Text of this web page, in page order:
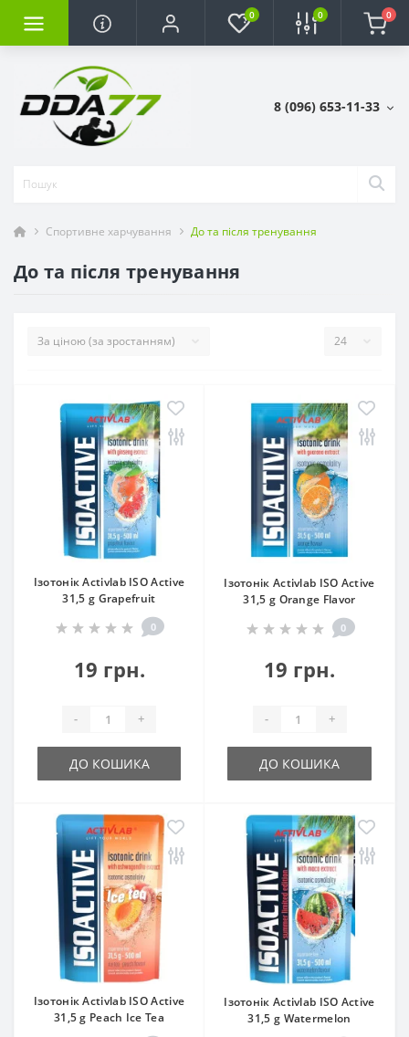
0 0 0
8 (096) 653-11-33
Спортивне харчування До та після тренування
До та після тренування
Ізотонік Activlab ISO Active
31,5 g Grapefruit
0
19 грн.
- +
ДО КОШИКА
Ізотонік Activlab ISO Active
31,5 g Orange Flavor
0
19 грн.
- +
ДО КОШИКА
Ізотонік Activlab ISO Active
31,5 g Peach Ice Tea
Ізотонік Activlab ISO Active
31,5 g Watermelon